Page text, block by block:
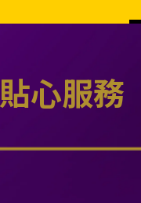
心服務